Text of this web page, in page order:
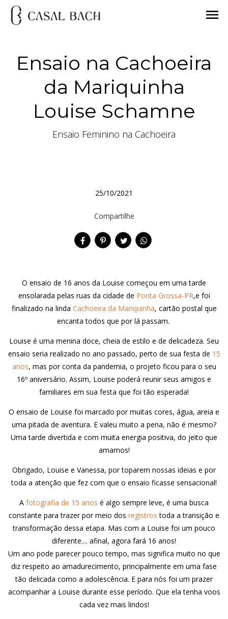
menu
Ensaio na Cachoeira
da Mariquinha
Louise Schamne
Ensaio Feminino na Cachoeira
25/10/2021
Compartilhe
O ensaio de 16 anos da Louise começou em uma tarde
ensolarada pelas ruas da cidade de Ponta Grossa-PR,e foi
finalizado na linda Cachoeira da Mariquinha, cartão postal que
encanta todos que por lá passam.
Louise é uma menina doce, cheia de estilo e de delicadeza. Seu
ensaio seria realizado no ano passado, perto de sua festa de 15
anos, mas por conta da pandemia, o projeto ficou para o seu
16º aniversário. Assim, Louise poderá reunir seus amigos e
familiares em sua festa que foi tão esperada!
O ensaio de Louise foi marcado por muitas cores, água, areia e
uma pitada de aventura. E valeu muito a pena, não é mesmo?
Uma tarde divertida e com muita energia positiva, do jeito que
amamos!
Obrigado, Louise e Vanessa, por toparem nossas ideias e por
toda a atenção que fez com que o ensaio ficasse sensacional!
A fotografia de 15 anos é algo sempre leve, é uma busca
constante para trazer por meio dos registrostoda a transição e
transformação dessa etapa. Mas com a Louise foi um pouco
diferente.... afinal, agora fará 16 anos!
Um ano pode parecer pouco tempo, mas significa muito no que
diz respeito ao amadurecimento, principalmente em uma fase
tão delicada como a adolescência. E para nós foi um prazer
acompanhar a Louise durante esse período. Que ela tenha voos
cada vez mais lindos!